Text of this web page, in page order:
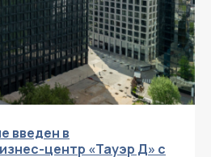
введен в
центр «Тауэр Д» с